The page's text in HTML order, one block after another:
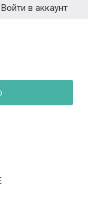
Войти в аккаунт